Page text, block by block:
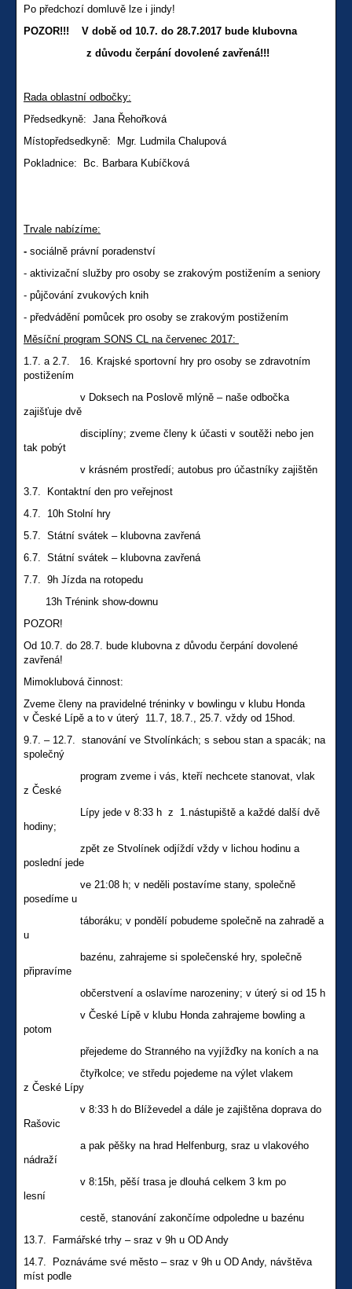
Po předchozí domluvě lze i jindy!
POZOR!!! V době od 10.7. do 28.7.2017 bude klubovna
z důvodu čerpání dovolené zavřená!!!
Rada oblastní odbočky:
Předsedkyně: Jana Řehořková
Místopředsedkyně: Mgr. Ludmila Chalupová
Pokladnice: Bc. Barbara Kubíčková
Trvale nabízíme:
- sociálně právní poradenství
- aktivizační služby pro osoby se zrakovým postižením a seniory
- půjčování zvukových knih
- předvádění pomůcek pro osoby se zrakovým postižením
Měsíční program SONS CL na červenec 2017:
1.7. a 2.7. 16. Krajské sportovní hry pro osoby se zdravotním
postižením
v Doksech na Poslově mlýně – naše odbočka
zajišťuje dvě
disciplíny; zveme členy k účasti v soutěži nebo jen
tak pobýt
v krásném prostředí; autobus pro účastníky zajištěn
3.7. Kontaktní den pro veřejnost
4.7. 10h Stolní hry
5.7. Státní svátek – klubovna zavřená
6.7. Státní svátek – klubovna zavřená
7.7. 9h Jízda na rotopedu
13h Trénink show-downu
POZOR!
Od 10.7. do 28.7. bude klubovna z důvodu čerpání dovolené
zavřená!
Mimoklubová činnost:
Zveme členy na pravidelné tréninky v bowlingu v klubu Honda
v České Lípě a to v úterý 11.7, 18.7., 25.7. vždy od 15hod.
9.7. – 12.7. stanování ve Stvolínkách; s sebou stan a spacák; na
společný
program zveme i vás, kteří nechcete stanovat, vlak
z České
Lípy jede v 8:33 h z 1.nástupiště a každé další dvě
hodiny;
zpět ze Stvolínek odjíždí vždy v lichou hodinu a
poslední jede
ve 21:08 h; v neděli postavíme stany, společně
posedíme u
táboráku; v pondělí pobudeme společně na zahradě a
u
bazénu, zahrajeme si společenské hry, společně
připravíme
občerstvení a oslavíme narozeniny; v úterý si od 15 h
v České Lípě v klubu Honda zahrajeme bowling a
potom
přejedeme do Stranného na vyjížďky na koních a na
čtyřkolce; ve středu pojedeme na výlet vlakem
z České Lípy
v 8:33 h do Blíževedel a dále je zajištěna doprava do
Rašovic
a pak pěšky na hrad Helfenburg, sraz u vlakového
nádraží
v 8:15h, pěší trasa je dlouhá celkem 3 km po
lesní
cestě, stanování zakončíme odpoledne u bazénu
13.7. Farmářské trhy – sraz v 9h u OD Andy
14.7. Poznáváme své město – sraz v 9h u OD Andy, návštěva
míst podle